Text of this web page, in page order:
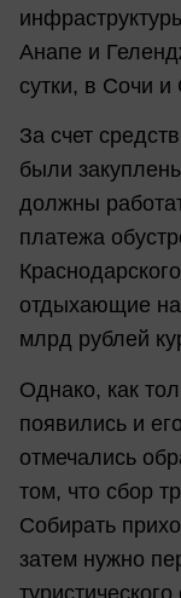
Анапе и
сутки, в Сочи
За счет
были
должны
платежа
отдыхающие на
млрд рублей
Однако, как
появились и
отмечались
том, что сбор
Собирать
затем нужно
туристического